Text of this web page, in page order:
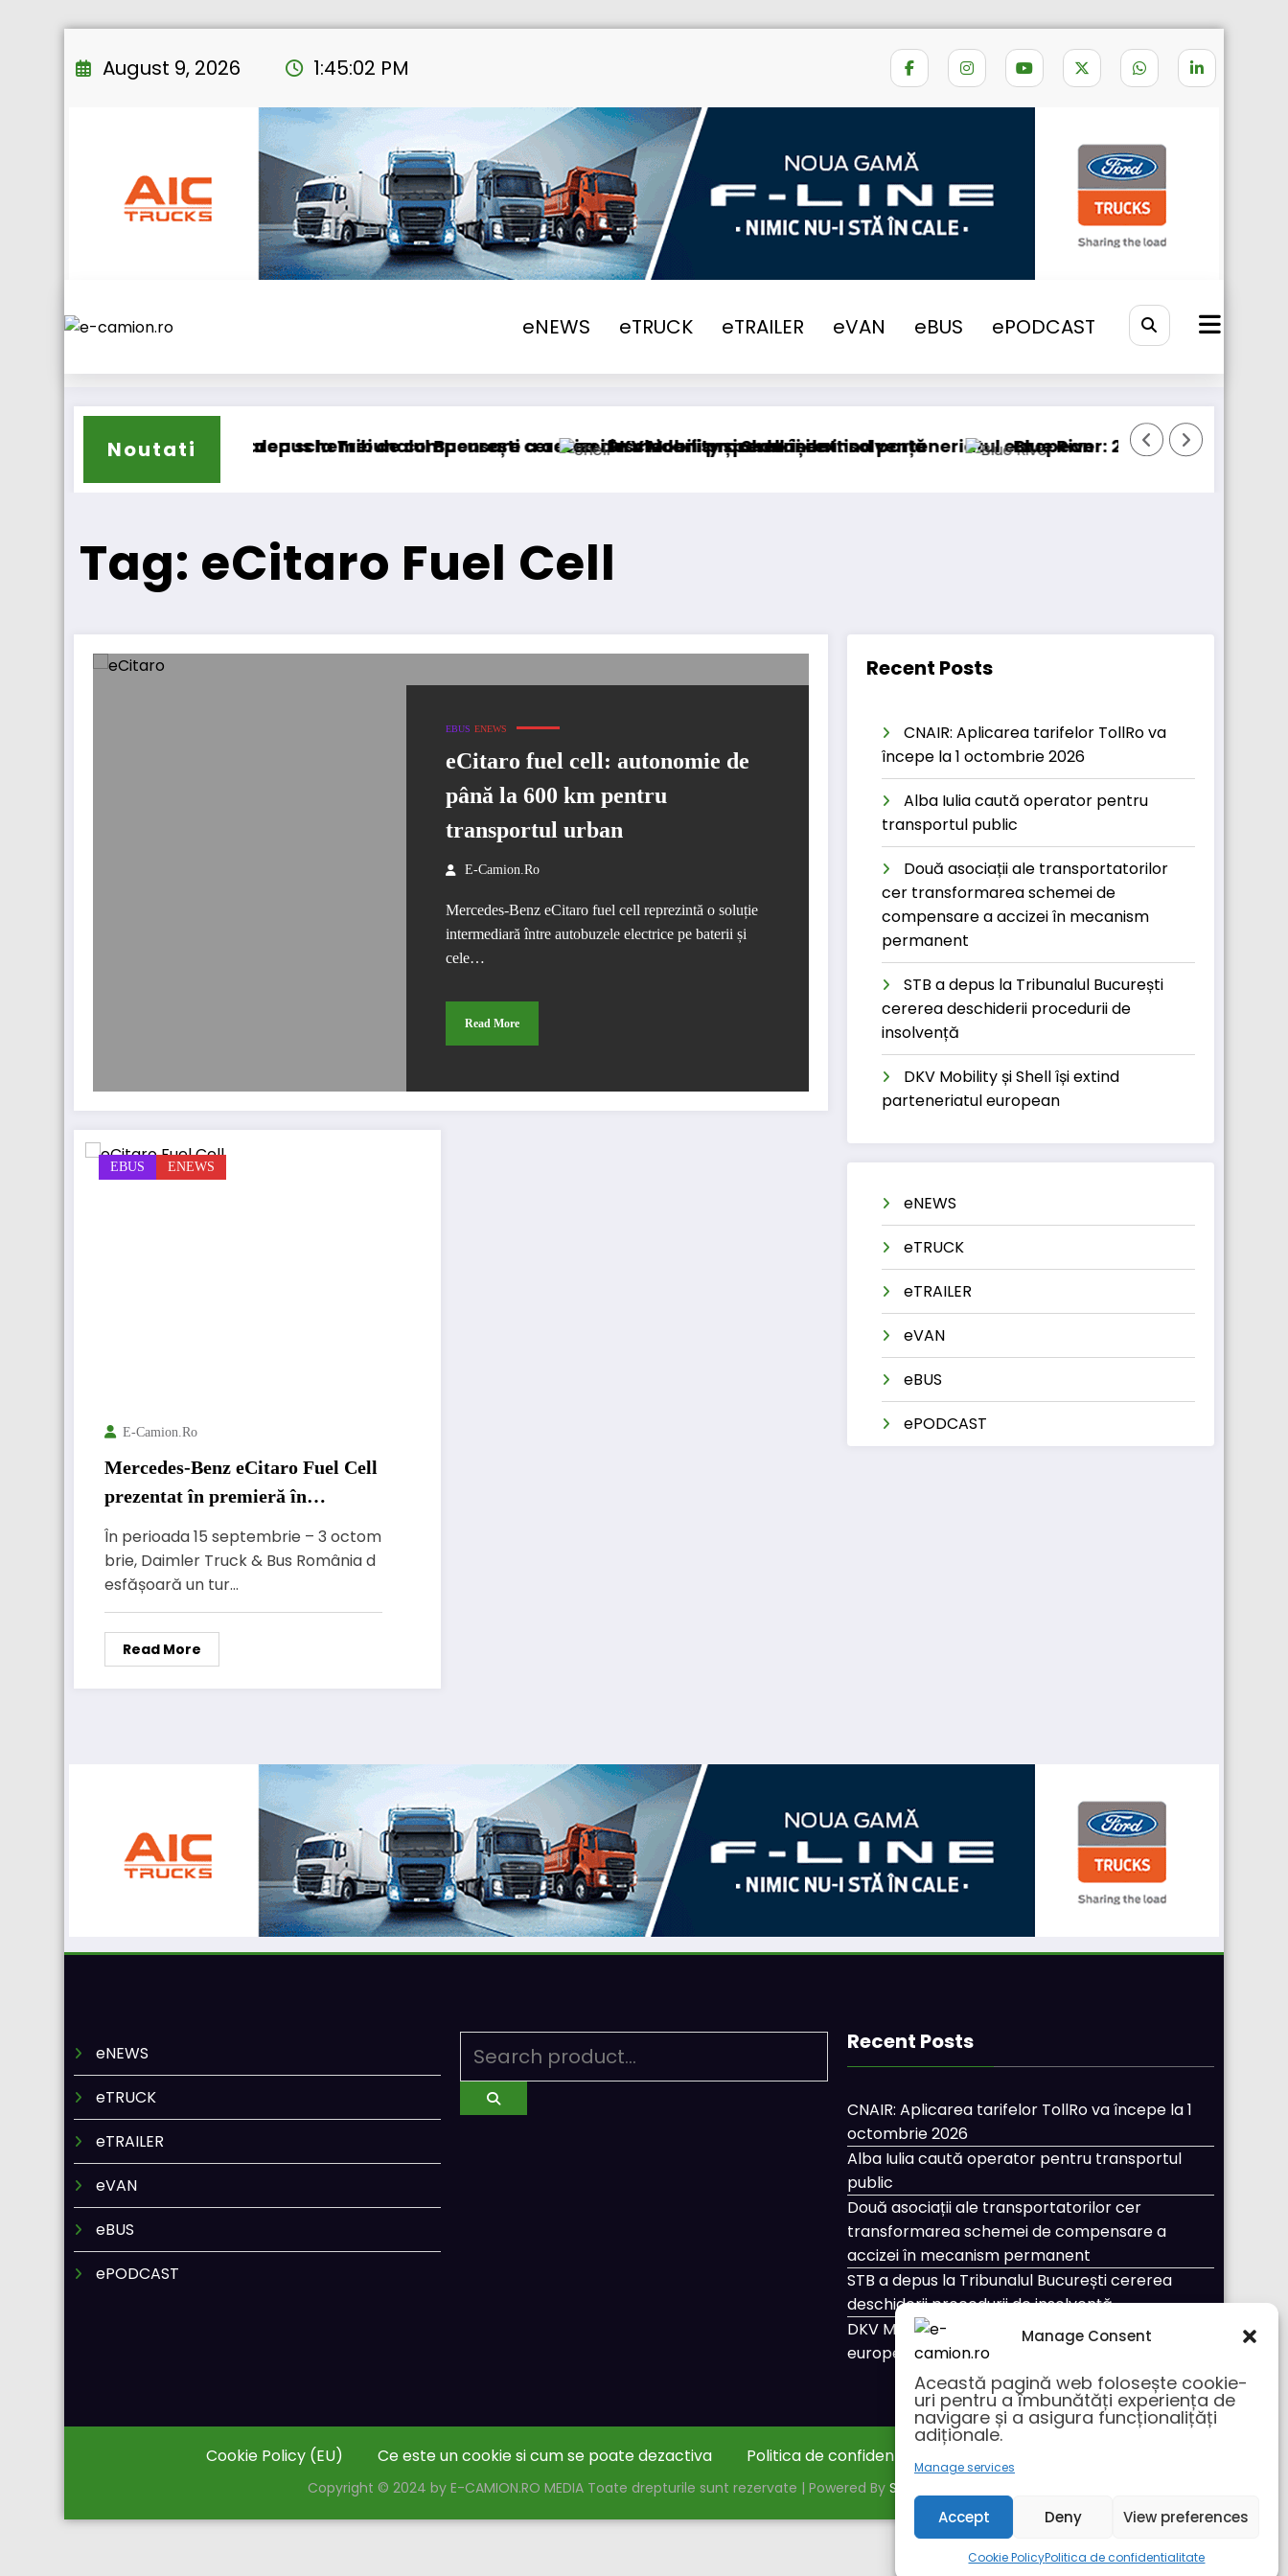
Manage Consent
Această pagină web folosește cookie-
uri pentru a îmbunătăți experiența de
navigare și a asigura funcționalițăți
adiționale.
Manage services
Accept Deny View preferences
Cookie PolicyPolitica de confidentialitate
to
August 9, 2026 1:45:03 PM
eNEWS eTRUCK eTRAILER eVAN eBUS ePODCAST
eCitaro Fuel Cell
Noutati
schemei de compensare a accizei în mecanism permanent
STB a depus la Tribunalul București cererea deschiderii procedurii de insolvență
DKV Mobility și Shell își extind parteneriatul europeanBlue River: 26.123 km cu un camion 100%
Tag: eCitaro Fuel Cell
EBUS ENEWS
eCitaro fuel cell: autonomie de
până la 600 km pentru
transportul urban
E-Camion.ro
Mercedes-Benz eCitaro fuel cell reprezintă o soluție
intermediară între autobuzele electrice pe baterii și
cele…
Read More
EBUS ENEWS
E-Camion.ro
Mercedes-Benz eCitaro Fuel Cell
prezentat în premieră în
România
În perioada 15 septembrie – 3 octom
brie, Daimler Truck & Bus România d
esfășoară un tur…
Read More
Recent Posts
CNAIR: Aplicarea tarifelor TollRo va
începe la 1 octombrie 2026
Alba Iulia caută operator pentru
transportul public
Două asociații ale transportatorilor
cer transformarea schemei de
compensare a accizei în mecanism
permanent
STB a depus la Tribunalul București
cererea deschiderii procedurii de
insolvență
DKV Mobility și Shell își extind
parteneriatul european
eNEWS
eTRUCK
eTRAILER
eVAN
eBUS
ePODCAST
eNEWS
eTRUCK
eTRAILER
eVAN
eBUS
ePODCAST
Recent Posts
CNAIR: Aplicarea tarifelor TollRo va începe la 1
octombrie 2026
Alba Iulia caută operator pentru transportul
public
Două asociații ale transportatorilor cer
transformarea schemei de compensare a
accizei în mecanism permanent
STB a depus la Tribunalul București cererea
deschiderii procedurii de insolvență
DKV Mobility și Shell își extind parteneriatul
european
Cookie Policy (EU) Ce este un cookie si cum se poate dezactiva Politica de confidentialitate
Copyright © 2024 by E-CAMION.RO MEDIA Toate drepturile sunt rezervate | Powered By SpiceThemes